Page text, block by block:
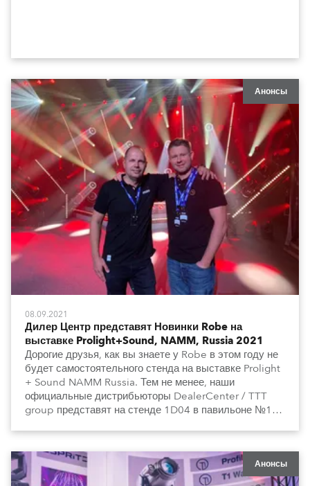
Анонсы
08.09.2021
Дилер Центр представят Новинки Robe на
выставке Prolight+Sound, NAMM, Russia 2021
Дорогие друзья, как вы знаете у Robe в этом году не
будет самостоятельного стенда на выставке Prolight
+ Sound NAMM Russia. Тем не менее, наши
официальные дистрибьюторы DealerCenter / TTT
group представят на стенде 1D04 в павильоне №1
Анонсы